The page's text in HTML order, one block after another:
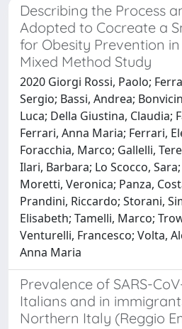
Describing the Process
Adopted to Cocreate a
for Obesity Prevention
Mixed Method Study
2020 Giorgi Rossi, Paolo;
Sergio; Bassi, Andrea;
Luca; Della Giustina, Claudia;
Ferrari, Anna Maria; Ferrari,
Foracchia, Marco; Gallelli,
Ilari, Barbara; Lo Scocco,
Moretti, Veronica; Panza,
Prandini, Riccardo; Storani,
Elisabeth; Tamelli, Marco;
Venturelli, Francesco; Volta,
Anna Maria
Prevalence of SARS-
Italians and in
Northern Italy (Reggio